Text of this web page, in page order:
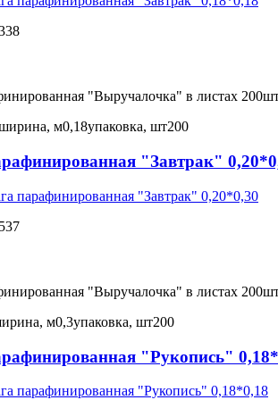
"Выручалочка" в листах
м0,18упаковка, шт200
"Завтрак"
537
"Выручалочка" в листах
м0,3упаковка, шт200
"Рукопись"